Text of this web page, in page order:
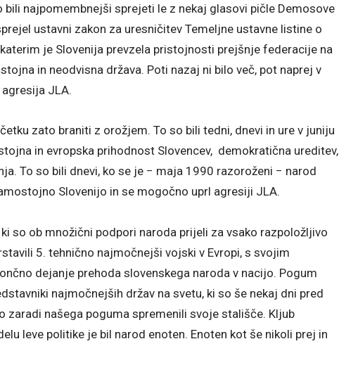
najpomembnejši sprejeti le z nekaj glasovi pičle Demosove
ustavni zakon za uresničitev Temeljne ustavne listine o
je Slovenija prevzela pristojnosti prejšnje federacije na
in neodvisna država. Poti nazaj ni bilo več, pot naprej v
JLA.
zato braniti z orožjem. To so bili tedni, dnevi in ure v juniju
in evropska prihodnost Slovencev, demokratična ureditev,
To so bili dnevi, ko se je − maja 1990 razoroženi − narod
Slovenijo in se mogočno uprl agresiji JLA.
so ob množični podpori naroda prijeli za vsako razpoložljivo
5. tehnično najmočnejši vojski v Evropi, s svojim
dejanje prehoda slovenskega naroda v nacijo. Pogum
najmočnejših držav na svetu, ki so še nekaj dni pred
zaradi našega poguma spremenili svoje stališče. Kljub
leve politike je bil narod enoten. Enoten kot še nikoli prej in